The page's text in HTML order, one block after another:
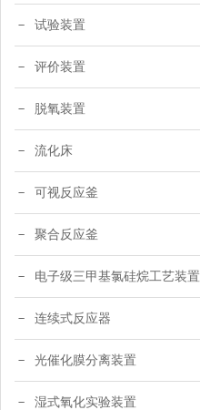
试验装置
评价装置
脱氧装置
流化床
可视反应釜
聚合反应釜
电子级三甲基氯硅烷工艺装置
连续式反应器
光催化膜分离装置
湿式氧化实验装置